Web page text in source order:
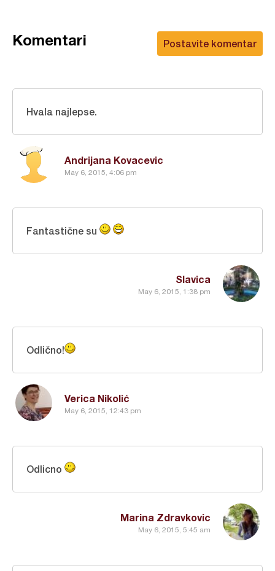
Postavite komentar
Komentari
Andrijana Kovacevic
May 6, 2015, 4:06 pm
Hvala najlepse.
Slavica
May 6, 2015, 1:38 pm
Fantastične su
Verica Nikolić
May 6, 2015, 12:43 pm
Odlično!
Marina Zdravkovic
May 6, 2015, 5:45 am
Odlicno